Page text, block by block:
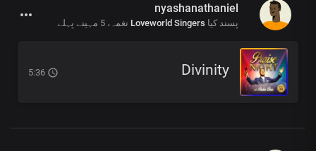
nyashanathaniel
پسند کیا Loveworld Singers نغمہ، 5 مہینے پہلے
Divinity